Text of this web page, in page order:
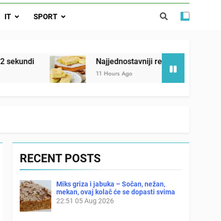
12 skrivenih životinja za 12 sekundi
odgovora izgleda još nismo stigli
IT SPORT
Najjednostavniji recept za finu pitu od jogurta
11 Hours Ago
RECENT POSTS
Miks griza i jabuka – Sočan, nežan,
mekan, ovaj kolač će se dopasti svima
22:51 05 Aug 2026